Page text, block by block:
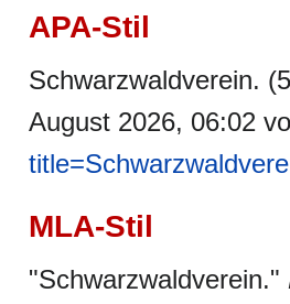
APA-Stil
Schwarzwaldverein.
August 2026, 06:02
MLA-Stil
"Schwarzwaldverein."